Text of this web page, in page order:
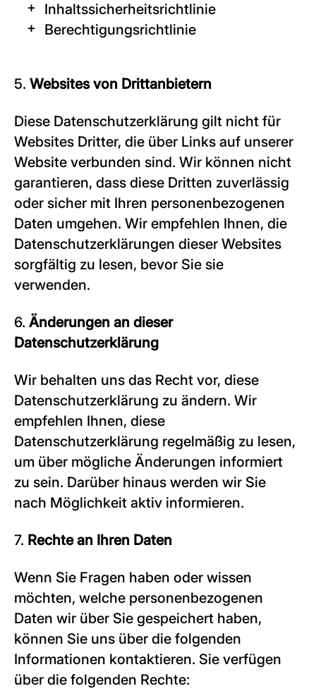
Inhaltssicherheitsrichtlinie
Berechtigungsrichtlinie
5. Websites von Drittanbietern
Diese Datenschutzerklärung gilt nicht für
Websites Dritter, die über Links auf unserer
Website verbunden sind. Wir können nicht
garantieren, dass diese Dritten zuverlässig
oder sicher mit Ihren personenbezogenen
Daten umgehen. Wir empfehlen Ihnen, die
Datenschutzerklärungen dieser Websites
sorgfältig zu lesen, bevor Sie sie
verwenden.
6. Änderungen an dieser
Datenschutzerklärung
Wir behalten uns das Recht vor, diese
Datenschutzerklärung zu ändern. Wir
empfehlen Ihnen, diese
Datenschutzerklärung regelmäßig zu lesen,
um über mögliche Änderungen informiert
zu sein. Darüber hinaus werden wir Sie
nach Möglichkeit aktiv informieren.
7. Rechte an Ihren Daten
Wenn Sie Fragen haben oder wissen
möchten, welche personenbezogenen
Daten wir über Sie gespeichert haben,
können Sie uns über die folgenden
Informationen kontaktieren. Sie verfügen
über die folgenden Rechte: